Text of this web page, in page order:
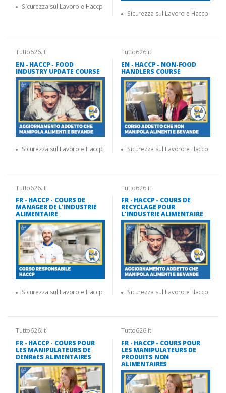
Sicurezza sul Lavoro e Haccp
Sicurezza sul Lavoro e Haccp
Tutto626.it
EN - HACCP - FOOD
INDUSTRY UPDATE COURSE
Sicurezza sul Lavoro e Haccp
Tutto626.it
EN - HACCP - NON-FOOD
HANDLERS COURSE
Sicurezza sul Lavoro e Haccp
Tutto626.it
FR - HACCP - COURS DE
MANAGER DE L'INDUSTRIE
ALIMENTAIRE
Sicurezza sul Lavoro e Haccp
Tutto626.it
FR - HACCP - COURS DE
RECYCLAGE POUR
L'INDUSTRIE ALIMENTAIRE
Sicurezza sul Lavoro e Haccp
Tutto626.it
FR - HACCP - COURS POUR
LES MANIPULATEURS DE
DENRéES ALIMENTAIRES
Tutto626.it
FR - HACCP - COURS POUR
LES MANIPULATEURS DE
PRODUITS NON
ALIMENTAIRES